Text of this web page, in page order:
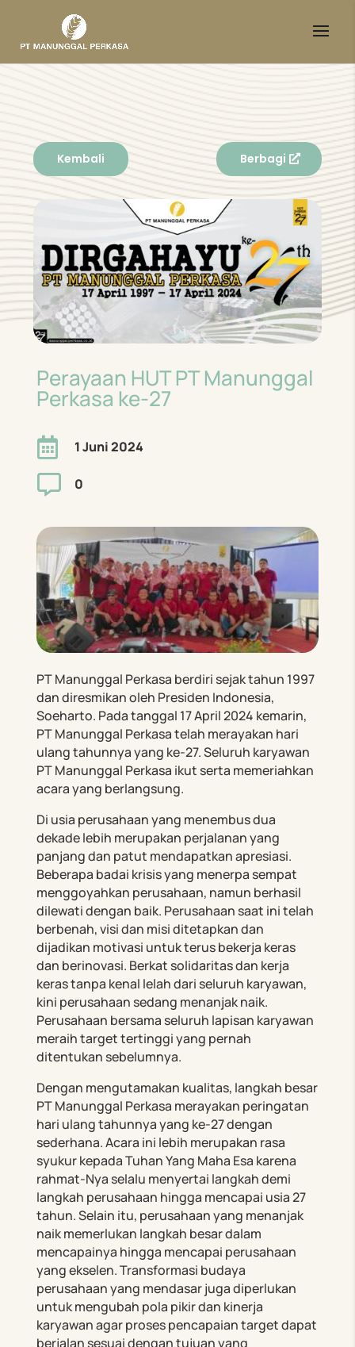
Kembali Berbagi
Perayaan HUT PT Manunggal
Perkasa ke-27
 1 Juni 2024
 0
PT Manunggal Perkasa berdiri sejak tahun 1997
dan diresmikan oleh Presiden Indonesia,
Soeharto. Pada tanggal 17 April 2024 kemarin,
PT Manunggal Perkasa telah merayakan hari
ulang tahunnya yang ke-27. Seluruh karyawan
PT Manunggal Perkasa ikut serta memeriahkan
acara yang berlangsung.
Di usia perusahaan yang menembus dua
dekade lebih merupakan perjalanan yang
panjang dan patut mendapatkan apresiasi.
Beberapa badai krisis yang menerpa sempat
menggoyahkan perusahaan, namun berhasil
dilewati dengan baik. Perusahaan saat ini telah
berbenah, visi dan misi ditetapkan dan
dijadikan motivasi untuk terus bekerja keras
dan berinovasi. Berkat solidaritas dan kerja
keras tanpa kenal lelah dari seluruh karyawan,
kini perusahaan sedang menanjak naik.
Perusahaan bersama seluruh lapisan karyawan
meraih target tertinggi yang pernah
ditentukan sebelumnya.
Dengan mengutamakan kualitas, langkah besar
PT Manunggal Perkasa merayakan peringatan
hari ulang tahunnya yang ke-27 dengan
sederhana. Acara ini lebih merupakan rasa
syukur kepada Tuhan Yang Maha Esa karena
rahmat-Nya selalu menyertai langkah demi
langkah perusahaan hingga mencapai usia 27
tahun. Selain itu, perusahaan yang menanjak
naik memerlukan langkah besar dalam
mencapainya hingga mencapai perusahaan
yang ekselen. Transformasi budaya
perusahaan yang mendasar juga diperlukan
untuk mengubah pola pikir dan kinerja
karyawan agar proses pencapaian target dapat
berjalan sesuai dengan tujuan yang